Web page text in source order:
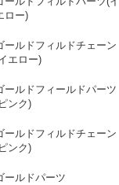
ロー)
ールドフィルドチェーン
エロー)
ールドフィールドパーツ
ンク)
ールドフィルドチェーン
ンク)
ールドパーツ